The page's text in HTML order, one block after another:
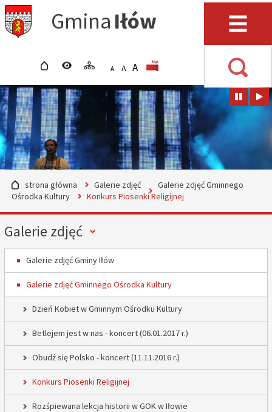
Przejdź do głównego
menu
Przejdź do treści
Przejdź do wyszukiwarki
Przejdź do mapy serwisu
Gmina Iłów Menu
strona głównawersja kontrastowa
mapa serwisu
APOMNIEJSZ CZCIONKĘ
A STANDARDOWY ROZMIAR
A POWIĘKSZ CZCIONKĘ
rozmiar czcionki
strona główna Galerie zdjęć
Galerie zdjęć Gminnego
Ośrodka Kultury
Konkurs Piosenki Religijnej
Menu
Galerie zdjęć
Galerie zdjęć Gminy Iłów
Galerie zdjęć Gminnego Ośrodka Kultury
Dzień Kobiet w Gminnym Ośrodku Kultury
Betlejem jest w nas - koncert (06.01.2017 r.)
Obudź się Polsko - koncert (11.11.2016 r.)
Konkurs Piosenki Religijnej
Rozśpiewana lekcja historii w GOK w Iłowie